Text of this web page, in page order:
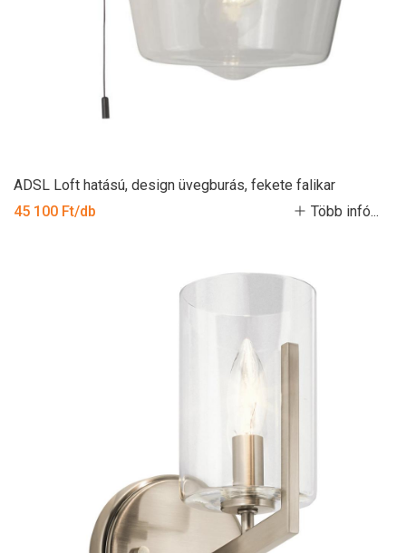
ADSL Loft hatású, design üvegburás, fekete falikar
45 100 Ft/db
Több infó...